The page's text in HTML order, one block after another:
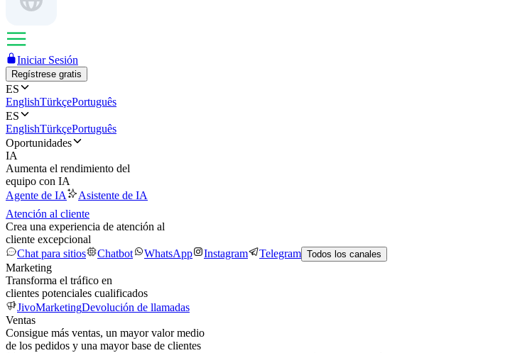
Iniciar Sesión
Regístrese gratis
ES
EnglishTürkçePortuguês
ES
EnglishTürkçePortuguês
Oportunidades
IA
Aumenta el rendimiento del
equipo con IA
Agente de IA
Asistente de IA
Atención al cliente
Crea una experiencia de atención al
cliente excepcional
Chat para sitios
Chatbot WhatsApp Instagram Telegram Todos los canales
Marketing
Transforma el tráfico en
clientes potenciales cualificados
JivoMarketingDevolución de llamadas
Ventas
Consigue más ventas, un mayor valor medio
de los pedidos y una mayor base de clientes